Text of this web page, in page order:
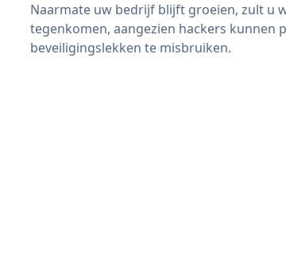
Naarmate uw bedrijf blijft groeien, zult u
tegenkomen, aangezien hackers kunnen
beveiligingslekken te misbruiken.